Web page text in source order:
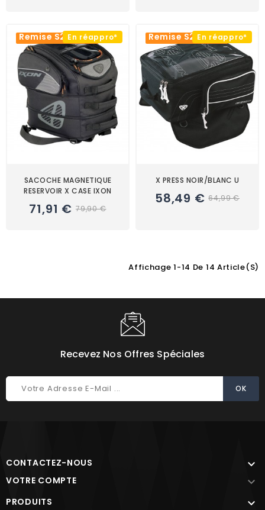
En réappro*
Remise S2R -10%
SACOCHE MAGNETIQUE
RESERVOIR X CASE IXON
71,91 € 79,90 €
En réappro*
Remise S2R -10%
X PRESS NOIR/BLANC U
58,49 € 64,99 €
Affichage 1-14 De 14 Article(s)
Recevez Nos Offres Spéciales
CONTACTEZ-NOUS 
VOTRE COMPTE 
PRODUITS 